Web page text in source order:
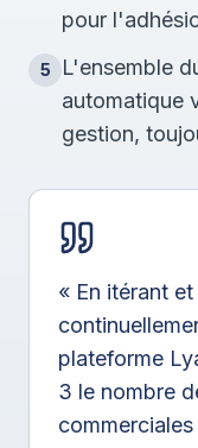
pour
5
L'ensemble
automatique
gestion,
« En itérant
plateforme
3 le nombre